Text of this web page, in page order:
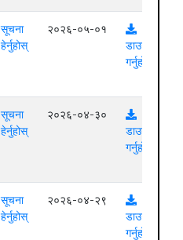
सूचना
हेर्नुहोस्
२०२६-०५-०१
डाउनलोड
गर्नुहोस्
सूचना
हेर्नुहोस्
२०२६-०४-३०
डाउनलोड
गर्नुहोस्
सूचना
हेर्नुहोस्
२०२६-०४-२९
डाउनलोड
गर्नुहोस्